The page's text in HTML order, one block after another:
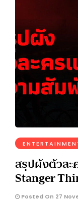
สรุปผังตัวล
Stanger
Posted On 27